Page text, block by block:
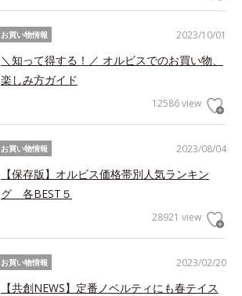
2023/10/01
お買い物情報
＼知って得する！／ オルビスでのお買い物、
楽しみ方ガイド
12586 view
2023/08/04
お買い物情報
【保存版】オルビス価格帯別人気ランキン
グ 各BEST５
28921 view
2023/02/20
お買い物情報
【共創NEWS】定番ノベルティにも春テイス